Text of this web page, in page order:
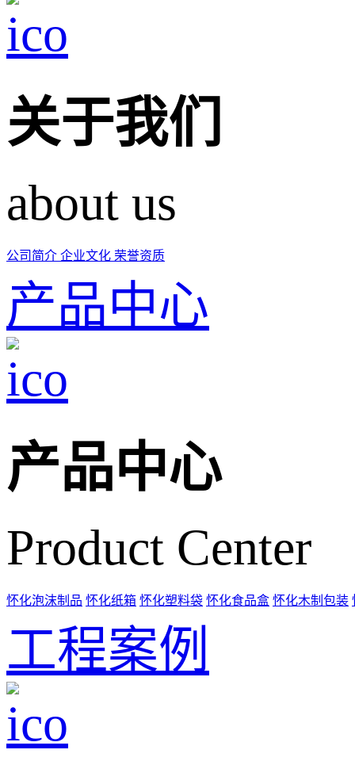
关于我们
about us
公司简介 企业文化 荣誉资质
产品中心
产品中心
Product Center
怀化泡沫制品 怀化纸箱 怀化塑料袋 怀化食品盒 怀化木制包装
工程案例